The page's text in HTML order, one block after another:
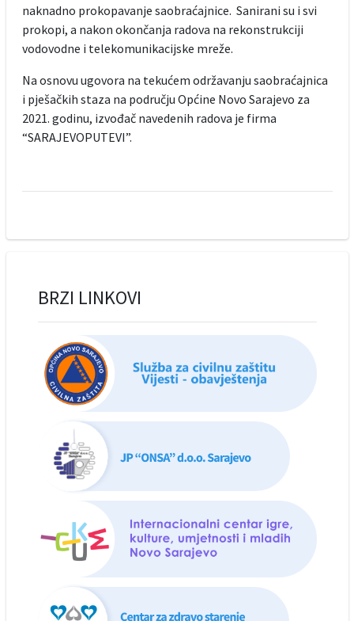
naknadno prokopavanje saobraćajnice. Sanirani su i svi
prokopi, a nakon okončanja radova na rekonstrukciji
vodovodne i telekomunikacijske mreže.
Na osnovu ugovora na tekućem održavanju saobraćajnica
i pješačkih staza na području Općine Novo Sarajevo za
2021. godinu, izvođač navedenih radova je firma
“SARAJEVOPUTEVI”.
BRZI LINKOVI